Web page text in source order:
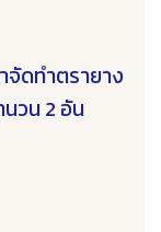
จัดทำตรายาง
วน 2 อัน